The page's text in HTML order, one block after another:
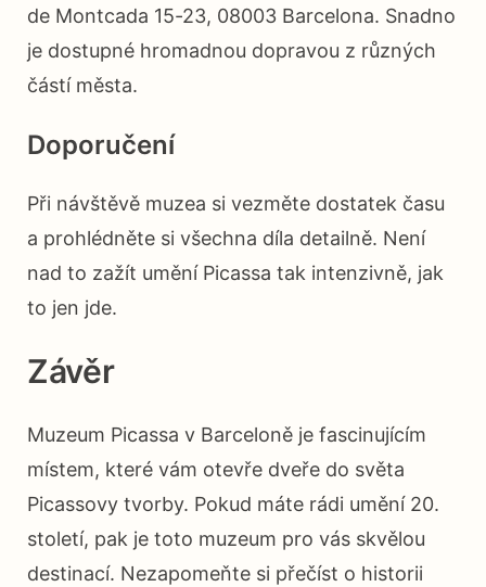
de Montcada 15-23, 08003 Barcelona. Snadno
je dostupné hromadnou dopravou z různých
částí města.
Doporučení
Při návštěvě muzea si vezměte dostatek času
a prohlédněte si všechna díla detailně. Není
nad to zažít umění Picassa tak intenzivně, jak
to jen jde.
Závěr
Muzeum Picassa v Barceloně je fascinujícím
místem, které vám otevře dveře do světa
Picassovy tvorby. Pokud máte rádi umění 20.
století, pak je toto muzeum pro vás skvělou
destinací. Nezapomeňte si přečíst o historii